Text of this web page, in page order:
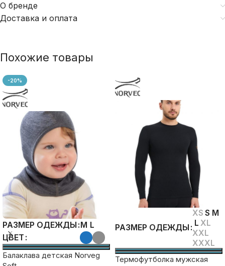
О бренде
Доставка и оплата
Похожие товары
-20%
РАЗМЕР ОДЕЖДЫ M L
ЦВЕТ
Балаклава детская Norveg
РАЗМЕР ОДЕЖДЫ
XS S M
L XL
XXL
XXXL
Термофутболка мужская